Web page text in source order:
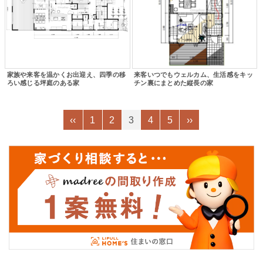
家族や来客を温かくお出迎え、四季の移
ろい感じる坪庭のある家
来客いつでもウェルカム、生活感をキッ
チン裏にまとめた縦長の家
‹‹ 1 2 3 4 5 ››